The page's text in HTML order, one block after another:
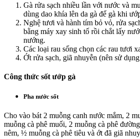
Gà rửa sạch nhiều lần với nước và
dùng dao khía lên da gà để gà khi
Nghệ tươi và hành tím bỏ vỏ, rửa
bằng máy xay sinh tố rồi chắt lấy
nướng.
Các loại rau sống chọn các rau tươi
Ớt rửa sạch, giã nhuyễn (nên sử
Công thức sốt ướp gà
Pha nước sốt
Cho vào bát 2 muỗng canh nước mắm, 2
muỗng cà phê muối, 2 muỗng cà phê
nêm, ½ muỗng cà phê tiêu và ớt đã giã